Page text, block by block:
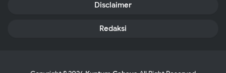
Disclaimer
Redaksi